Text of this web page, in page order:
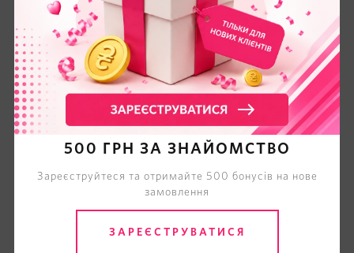
500 ГРН ЗА ЗНАЙОМСТВО
Зареєструйтеся та отримайте 500 бонусів на нове
замовлення
ЗАРЕЄСТРУВАТИСЯ